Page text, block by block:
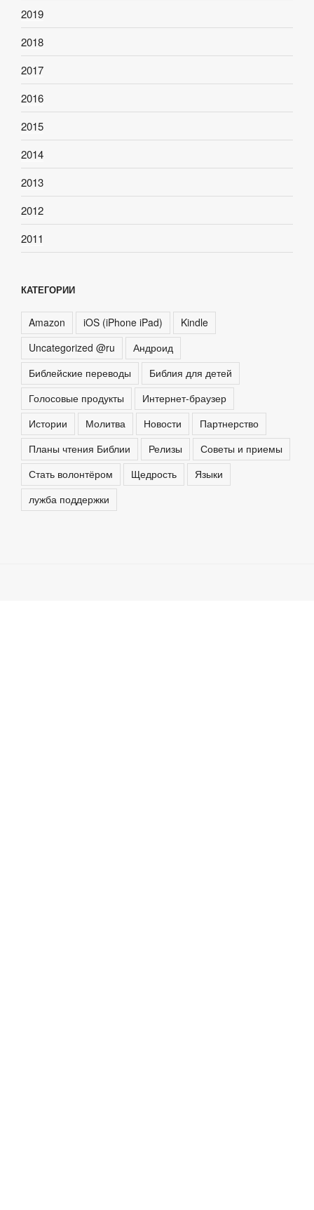
2019
2018
2017
2016
2015
2014
2013
2012
2011
КАТЕГОРИИ
Amazon iOS (iPhone iPad)
Kindle
Uncategorized @ru
Андроид
Библейские переводы
Библия для детей
Голосовые продукты
Интернет-браузер
Истории
Молитва Новости
Партнерство
Планы чтения Библии
Релизы
Советы и приемы
Стать волонтёром
Щедрость
Языки
лужба поддержки